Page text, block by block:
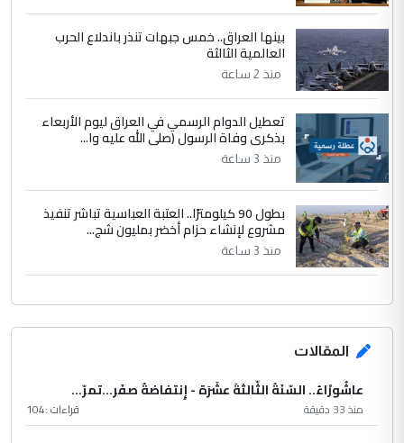
بينها العراق.. خمس جبهات تنذر باندلاع الحرب
العالمية الثالثة
منذ 2 ساعة
تعطيل الدوام الرسمي في العراق ليوم الأربعاء
بذكرى وفاة الرسول (صلى الله عليه وا...
منذ 3 ساعة
بطول 90 كيلومترًا.. العتبة العباسية تباشر تنفيذ
مشروع لإنشاء حزام أخضر بمليون شج...
منذ 3 ساعة
المقالات
عاشُورْاءُ.. السّنَةُ الثّالثةَ عشَرَة - إِنتفاضةُ صفَر…تمرّ...
منذ 33 دقيقة قراءات :104